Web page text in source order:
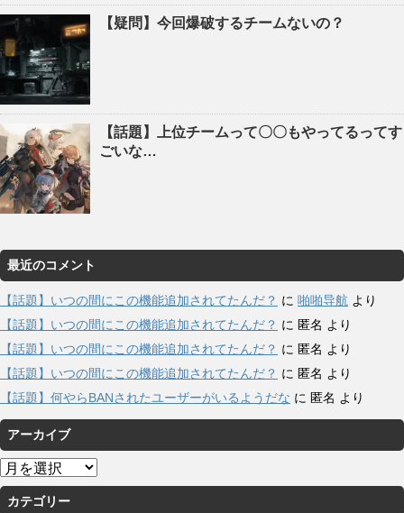
【疑問】今回爆破するチームないの？
【話題】上位チームって〇〇もやってるってす
ごいな…
最近のコメント
【話題】いつの間にこの機能追加されてたんだ？ に 啪啪导航 より
【話題】いつの間にこの機能追加されてたんだ？ に 匿名 より
【話題】いつの間にこの機能追加されてたんだ？ に 匿名 より
【話題】いつの間にこの機能追加されてたんだ？ に 匿名 より
【話題】何やらBANされたユーザーがいるようだな に 匿名 より
アーカイブ
ア
ー
カカテゴリー